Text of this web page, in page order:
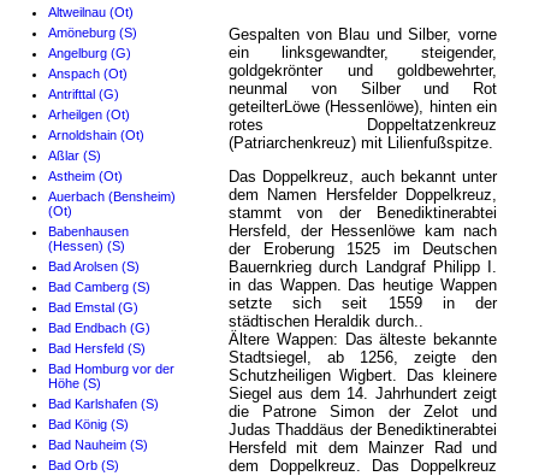
Altweilnau (Ot)
Amöneburg (S)
Angelburg (G)
Anspach (Ot)
Antrifttal (G)
Arheilgen (Ot)
Arnoldshain (Ot)
Aßlar (S)
Astheim (Ot)
Auerbach (Bensheim)
(Ot)
Babenhausen
(Hessen) (S)
Bad Arolsen (S)
Bad Camberg (S)
Bad Emstal (G)
Bad Endbach (G)
Bad Hersfeld (S)
Bad Homburg vor der
Höhe (S)
Bad Karlshafen (S)
Bad König (S)
Bad Nauheim (S)
Bad Orb (S)
Gespalten von Blau und Silber, vorne
ein linksgewandter, steigender,
goldgekrönter und goldbewehrter,
neunmal von Silber und Rot
geteilterLöwe (Hessenlöwe), hinten ein
rotes Doppeltatzenkreuz
(Patriarchenkreuz) mit Lilienfußspitze.
Das Doppelkreuz, auch bekannt unter
dem Namen Hersfelder Doppelkreuz,
stammt von der Benediktinerabtei
Hersfeld, der Hessenlöwe kam nach
der Eroberung 1525 im Deutschen
Bauernkrieg durch Landgraf Philipp I.
in das Wappen. Das heutige Wappen
setzte sich seit 1559 in der
städtischen Heraldik durch..
Ältere Wappen: Das älteste bekannte
Stadtsiegel, ab 1256, zeigte den
Schutzheiligen Wigbert. Das kleinere
Siegel aus dem 14. Jahrhundert zeigt
die Patrone Simon der Zelot und
Judas Thaddäus der Benediktinerabtei
Hersfeld mit dem Mainzer Rad und
dem Doppelkreuz. Das Doppelkreuz